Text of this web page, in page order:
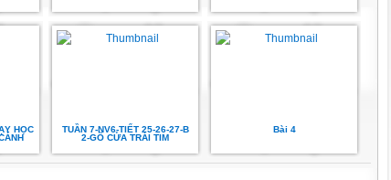
HỌC
TUẦN 7-NV6-TIẾT 25-26-27-B
2-GÕ CỬA TRÁI TIM
Bài 4